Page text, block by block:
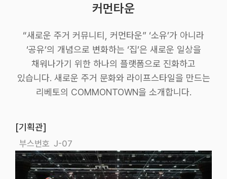
커먼타운
“새로운 주거 커뮤니티, 커먼타운” ‘소유’가 아니라
‘공유’의 개념으로 변화하는 ‘집’은 새로운 일상을
채워나가기 위한 하나의 플랫폼으로 진화하고
있습니다. 새로운 주거 문화와 라이프스타일을 만드는
리베토의 COMMONTOWN을 소개합니다.
[기획관]
부스번호 J-07